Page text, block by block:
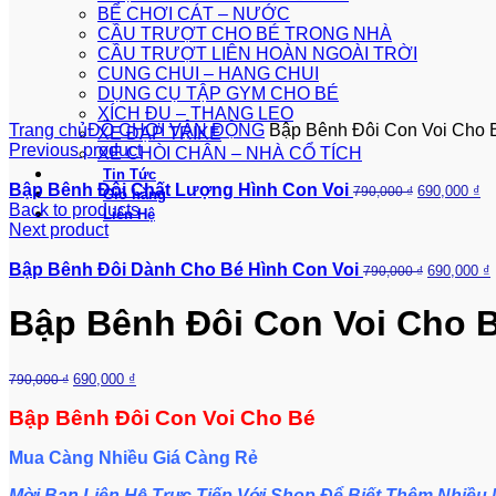
BỂ CHƠI CÁT – NƯỚC
CẦU TRƯỢT CHO BÉ TRONG NHÀ
CẦU TRƯỢT LIÊN HOÀN NGOÀI TRỜI
CUNG CHUI – HANG CHUI
DỤNG CỤ TẬP GYM CHO BÉ
XÍCH ĐU – THANG LEO
XE ĐẠP TRIKE
XE CHÒI CHÂN – NHÀ CỔ TÍCH
Tin Tức
Giỏ hàng
Liên Hệ
360 product view
Trang chủĐỒ CHƠI VẬN ĐỘNG Bập Bênh Đôi Con Voi Cho
Previous product
Bập Bênh Đôi Chất Lượng Hình Con Voi 790,000₫ 690,000 ₫
Back to products
Next product
Bập Bênh Đôi Dành Cho Bé Hình Con Voi 790,000₫ 690,000 ₫
Bập Bênh Đôi Con Voi Cho
790,000₫ 690,000 ₫
Bập Bênh Đôi Con Voi Cho Bé
Mua Càng Nhiều Giá Càng Rẻ